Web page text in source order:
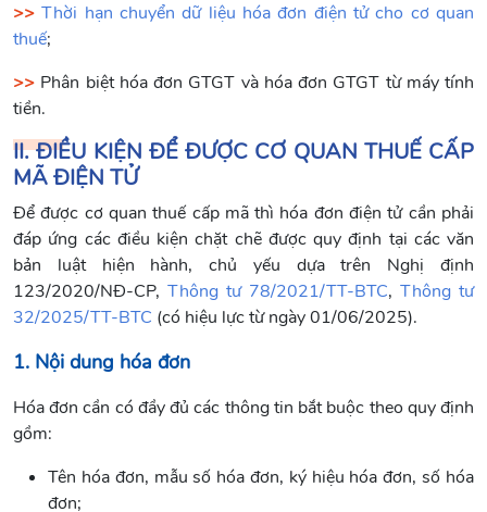
>> Thời hạn chuyển dữ liệu hóa đơn điện tử cho cơ quan
thuế;
>> Phân biệt hóa đơn GTGT và hóa đơn GTGT từ máy tính
tiền.
II. ĐIỀU KIỆN ĐỂ ĐƯỢC CƠ QUAN THUẾ CẤP
MÃ ĐIỆN TỬ
Để được cơ quan thuế cấp mã thì hóa đơn điện tử cần phải
đáp ứng các điều kiện chặt chẽ được quy định tại các văn
bản luật hiện hành, chủ yếu dựa trên Nghị định
123/2020/NĐ-CP, Thông tư 78/2021/TT-BTC, Thông tư
32/2025/TT-BTC (có hiệu lực từ ngày 01/06/2025).
1. Nội dung hóa đơn
Hóa đơn cần có đầy đủ các thông tin bắt buộc theo quy định
gồm:
Tên hóa đơn, mẫu số hóa đơn, ký hiệu hóa đơn, số hóa
đơn;